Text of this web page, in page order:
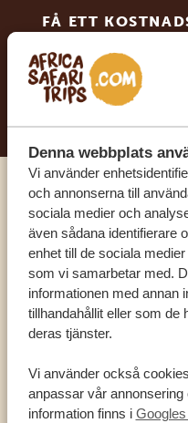
Denna webbplats
Vi använder
och annonserna till
sociala medier och
även sådana identifierare
enhet till de sociala
som vi samarbetar med.
informationen med annan
tillhandahållit eller som de
deras tjänster.
Vi använder också
anpassar vår
information finns i
FÅ ETT
BÖRJA
Ring en
VÅRA